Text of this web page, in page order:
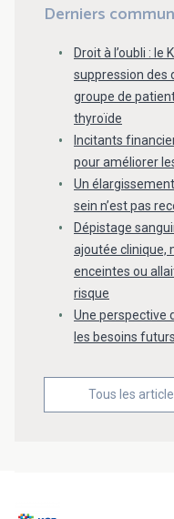
Derniers
Droit à l’oubli : le
suppression des
groupe de
thyroïde
Incitants
pour améliorer
Un
sein n’est pas
Dépistage
ajoutée clinique,
enceintes ou
risque
Une perspective
les besoins
Tous les